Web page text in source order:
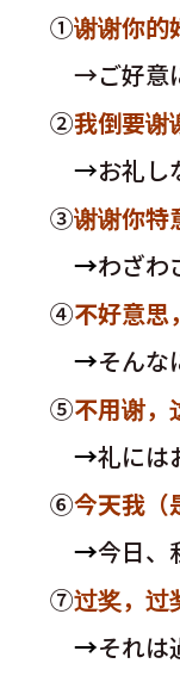
①谢谢你
→ご好意
②我倒要
→お礼し
③谢谢你
→わざわ
④不好意
→そんな
⑤不用谢
→礼には
⑥今天我
→今日、
⑦过奖，
→それは